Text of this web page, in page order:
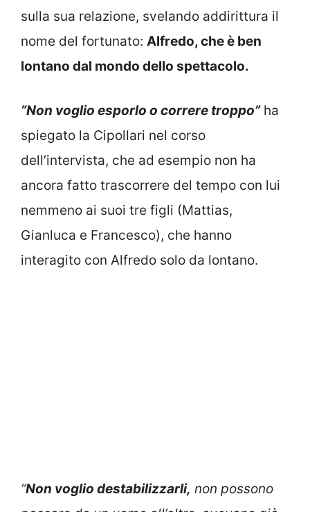
sulla sua relazione, svelando addirittura il
nome del fortunato: Alfredo, che è ben
lontano dal mondo dello spettacolo.
“Non voglio esporlo o correre troppo”ha
spiegato la Cipollari nel corso
dell’intervista, che ad esempio non ha
ancora fatto trascorrere del tempo con lui
nemmeno ai suoi tre figli (Mattias,
Gianluca e Francesco), che hanno
interagito con Alfredo solo da lontano.
“Non voglio destabilizzarli, non possono